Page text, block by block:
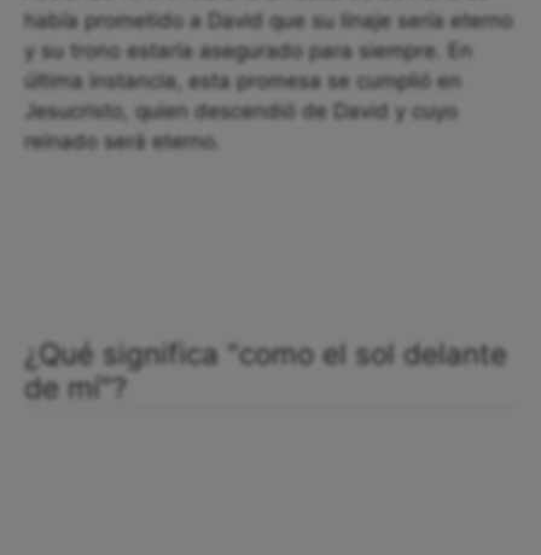
había prometido a David que su linaje sería eterno
y su trono estaría asegurado para siempre. En
última instancia, esta promesa se cumplió en
Jesucristo, quien descendió de David y cuyo
reinado será eterno.
¿Qué significa "como el sol delante
de mí"?